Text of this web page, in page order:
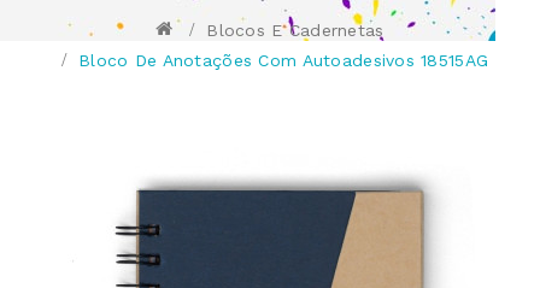
Blocos E Cadernetas
Bloco De Anotações Com Autoadesivos 18515AG